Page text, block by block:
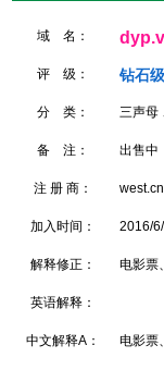
域 名：
评 级： 钻石级
分 类： 三声母
备 注： 出售中
注 册 商： west.cn
加入时间： 2016/
解释修正： 电影票
英语解释：
中文解释A： 电影票